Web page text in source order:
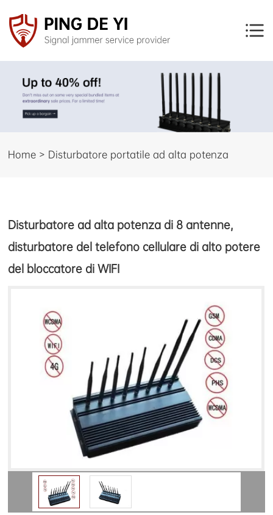
Home > Disturbatore portatile ad alta potenza
Disturbatore ad alta potenza di 8 antenne,
disturbatore del telefono cellulare di alto potere
del bloccatore di WIFI